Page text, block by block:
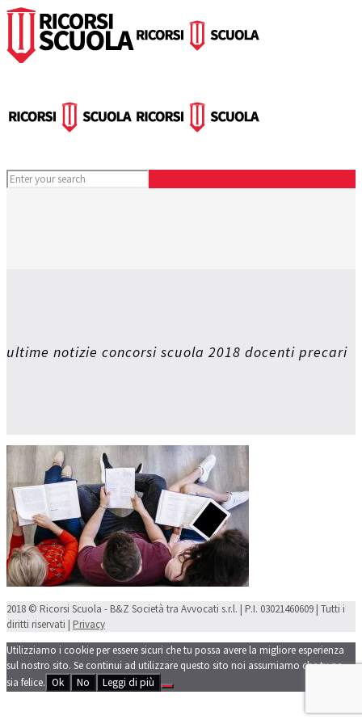
ultime notizie concorsi scuola 2018 docenti precari
2018 © Ricorsi Scuola - B&Z Società tra Avvocati s.r.l. | P.I. 03021460609 | Tutti i
diritti riservati | Privacy
Utilizziamo i cookie per essere sicuri che tu possa avere la migliore esperienza
sul nostro sito. Se continui ad utilizzare questo sito noi assumiamo che tu ne
sia felice. Ok No Leggi di più